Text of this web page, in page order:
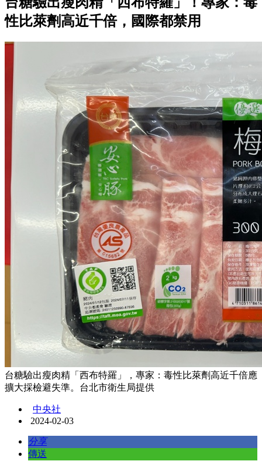
性比萊劑高近千倍，國際都禁用
台糖驗出瘦肉精「西布特羅」，專家：毒性比萊劑高近千倍應
擴大採檢避失準。台北市衛生局提供
中央社
2024-02-03
分享
傳送